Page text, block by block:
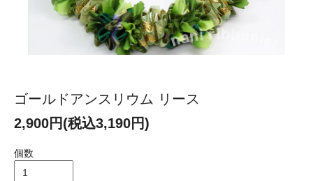
ゴールドアンスリウム リース
2,900円(税込3,190円)
個数